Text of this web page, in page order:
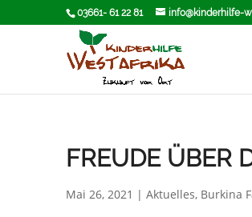
03661- 61 22 81 info@kinderhilfe-
FREUDE ÜBER
Mai 26, 2021 | Aktuelles, Burkina